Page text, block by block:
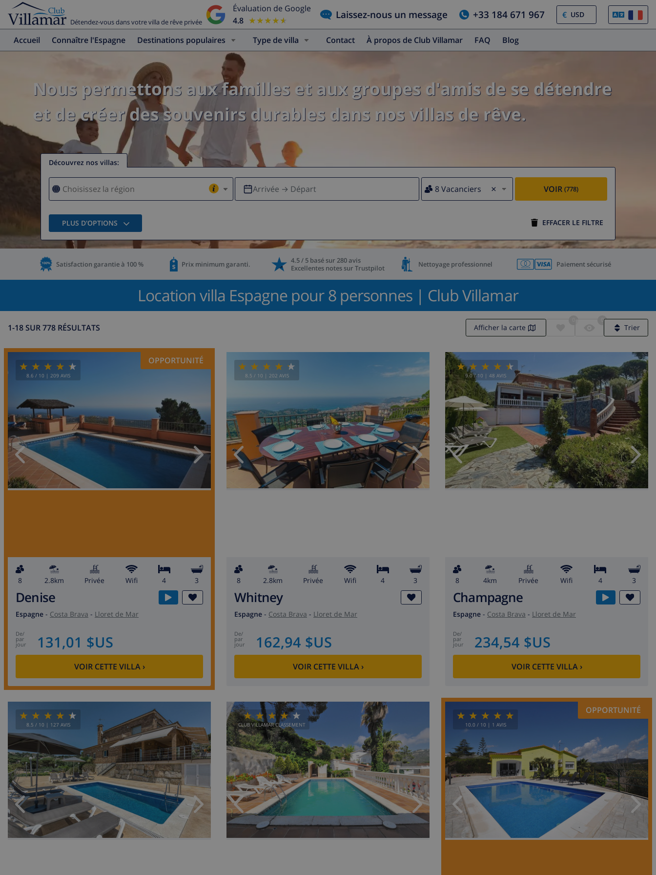
Détendez-vous dans votre villa de rêve privée
Évaluation de Google
4.8 ★★★★★
★★★★★ Laissez-nous un message +33 184 671 967 €
Accueil Connaître l'Espagne Destinations populaires Type de villa Contact À propos de Club Villamar FAQ Blog
Nous permettons aux familles et aux groupes d'amis de se détendre
et de créer des souvenirs durables dans nos villas de rêve.
Découvrez nos villas:
Arrivée → Départ 8 Vacanciers × VOIR (778)
PLUS D'OPTIONS EFFACER LE FILTRE
Satisfaction garantie à 100 % Prix minimum garanti. 4.5 / 5 basé sur 280avis
Excellentes notes sur Trustpilot Nettoyage professionnel Paiement sécurisé
Location villa Espagne pour 8 personnes | Club Villamar
1-18 SUR 778 RÉSULTATS Afficher la carte Trier
8.6 / 10 | 209 AVIS
OPPORTUNITÉ
8 2.8km privée wifi 4 3
Denise
Espagne - Costa Brava - Lloret de Mar
de/
par
jour 131,01 $US
VOIR CETTE VILLA›
8.5 / 10 | 202 AVIS
8 2.8km privée wifi 4 3
Whitney
Espagne - Costa Brava - Lloret de Mar
de/
par
jour 162,94 $US
VOIR CETTE VILLA›
9.0/ 10 | 48 AVIS
8 4km privée wifi 4 3
Champagne
Espagne - Costa Brava - Lloret de Mar
de/
par
jour 234,54 $US
VOIR CETTE VILLA›
8.5 / 10 | 127 AVIS CLUB VILLAMAR CLASSEMENT 10.0 / 10 | 1 AVIS
OPPORTUNITÉ